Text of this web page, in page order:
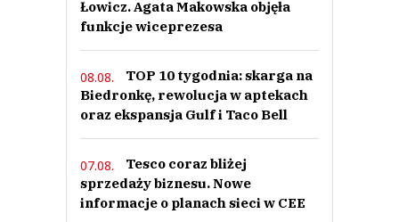
Łowicz. Agata Makowska objęła
funkcje wiceprezesa
08.08.
TOP 10 tygodnia: skarga na
Biedronkę, rewolucja w aptekach
oraz ekspansja Gulf i Taco Bell
07.08.
Tesco coraz bliżej
sprzedaży biznesu. Nowe
informacje o planach sieci w CEE